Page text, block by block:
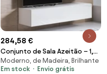
284,58 €
Conjunto de Sala Azeitão – 1,6
m – Modular em Branco com
Móvel TV, Vit
Moderno, de Madeira, Brilhante
Em stock
Envio grátis